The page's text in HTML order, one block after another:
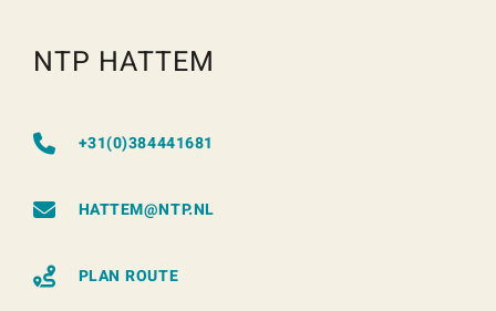
NTP HATTEM
+31(0)384441681
HATTEM@NTP.NL
PLAN ROUTE